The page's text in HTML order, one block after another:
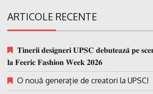
ARTICOLE RECENTE
𝐓𝐢𝐧𝐞𝐫𝐢𝐢 𝐝𝐞𝐬𝐢𝐠𝐧𝐞𝐫𝐢 𝐔𝐏𝐒𝐂 𝐝𝐞𝐛𝐮𝐭𝐞𝐚𝐳𝐚̆ 𝐩𝐞
𝐥𝐚 𝐅𝐞𝐞𝐫𝐢𝐜 𝐅𝐚𝐬𝐡𝐢𝐨𝐧 𝐖𝐞𝐞𝐤 𝟐𝟎𝟐𝟔
O nouă generație de creatori la UPSC!